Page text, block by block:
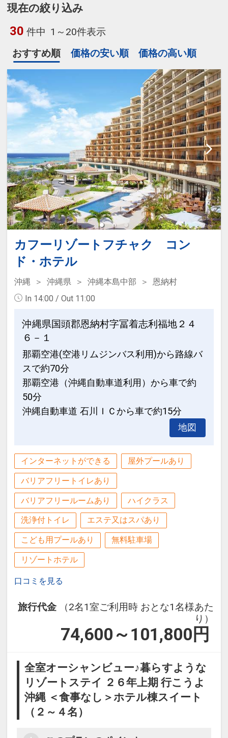
現在の絞り込み
30 件中 1～20件表示
おすすめ順
価格の安い順 価格の高い順
カフーリゾートフチャク コン
ド・ホテル
沖縄 沖縄県 沖縄本島中部
恩納村
In 14:00 / Out 11:00
沖縄県国頭郡恩納村字冨着志利福地２４
６－１
那覇空港(空港リムジンバス利用)から路線バ
スで約70分
那覇空港（沖縄自動車道利用）から車で約
50分
沖縄自動車道 石川ＩＣから車で約15分
地図
インターネットができる 屋外プールあり
バリアフリートイレあり
バリアフリールームあり ハイクラス
洗浄付トイレ エステ又はスパあり
こども用プールあり 無料駐車場
リゾートホテル
口コミを見る
旅行代金
（2名1室ご利用時 おとな1名様あた
り）
74,600～101,800 円
全室オーシャンビュー♪暮らすような
リゾートステイ ２６年上期 行こうよ
沖縄 ＜食事なし＞ホテル棟スイート
（２～４名）